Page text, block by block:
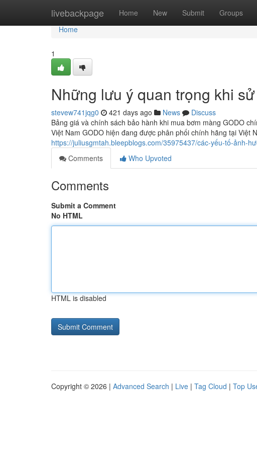
livebackpage Home New Submit Groups
Home
Home
1
Những lưu ý quan trọng khi
stevew741jqg0 421 days ago News
Discuss
Bảng giá và chính sách bảo hành khi mua bơm màng GODO
Việt Nam GODO hiện đang được phân phối chính hãng tại Việt
https://juliusgmtah.bleepblogs.com/35975437/các-yếu-tố-ảnh-
Comments
Who Upvoted
Comments
Submit a Comment
No HTML
HTML is disabled
Copyright © 2026 | Advanced Search | Live | Tag Cloud | Top